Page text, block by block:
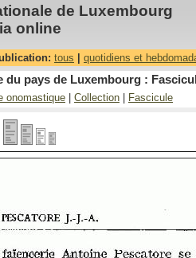
de Luxembourg
online
tous quotidiens et
du pays de Luxembourg :
onomastique Collection Fascicule